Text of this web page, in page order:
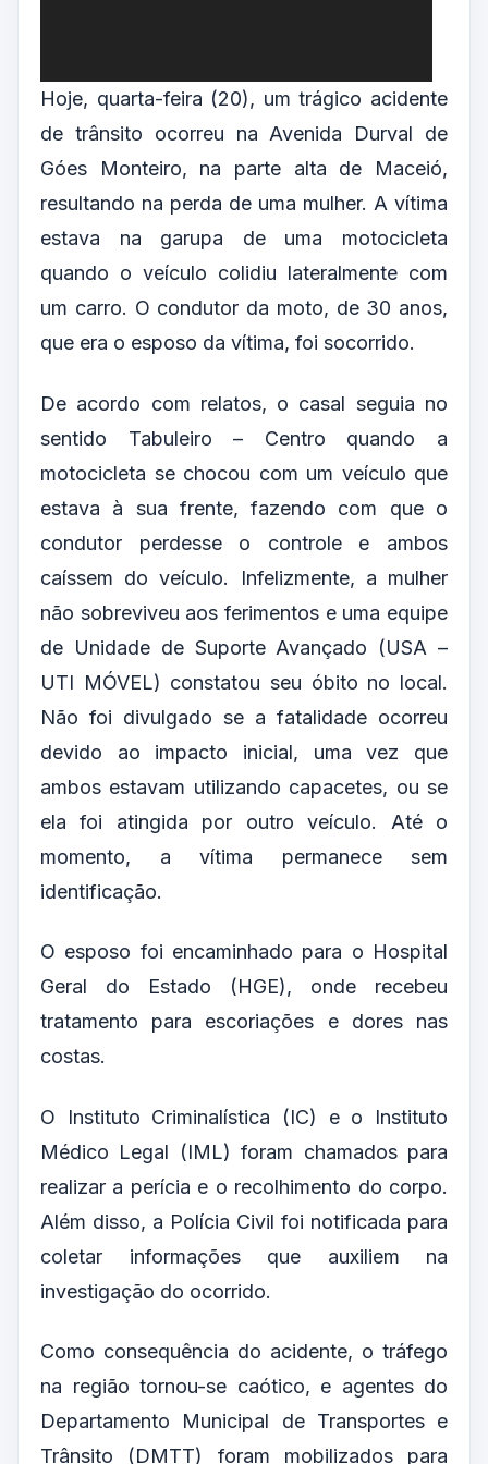
Hoje, quarta-feira (20), um trágico acidente
de trânsito ocorreu na Avenida Durval de
Góes Monteiro, na parte alta de Maceió,
resultando na perda de uma mulher. A vítima
estava na garupa de uma motocicleta
quando o veículo colidiu lateralmente com
um carro. O condutor da moto, de 30 anos,
que era o esposo da vítima, foi socorrido.
De acordo com relatos, o casal seguia no
sentido Tabuleiro – Centro quando a
motocicleta se chocou com um veículo que
estava à sua frente, fazendo com que o
condutor perdesse o controle e ambos
caíssem do veículo. Infelizmente, a mulher
não sobreviveu aos ferimentos e uma equipe
de Unidade de Suporte Avançado (USA –
UTI MÓVEL) constatou seu óbito no local.
Não foi divulgado se a fatalidade ocorreu
devido ao impacto inicial, uma vez que
ambos estavam utilizando capacetes, ou se
ela foi atingida por outro veículo. Até o
momento, a vítima permanece sem
identificação.
O esposo foi encaminhado para o Hospital
Geral do Estado (HGE), onde recebeu
tratamento para escoriações e dores nas
costas.
O Instituto Criminalística (IC) e o Instituto
Médico Legal (IML) foram chamados para
realizar a perícia e o recolhimento do corpo.
Além disso, a Polícia Civil foi notificada para
coletar informações que auxiliem na
investigação do ocorrido.
Como consequência do acidente, o tráfego
na região tornou-se caótico, e agentes do
Departamento Municipal de Transportes e
Trânsito (DMTT) foram mobilizados para